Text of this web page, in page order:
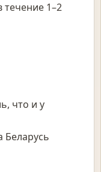
течение 1–2
что и у
Беларусь